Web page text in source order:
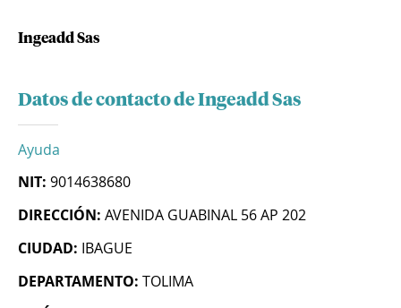
Ingeadd Sas
Datos de contacto de Ingeadd Sas
Ayuda
NIT: 9014638680
DIRECCIÓN: AVENIDA GUABINAL 56 AP 202
CIUDAD: IBAGUE
DEPARTAMENTO: TOLIMA